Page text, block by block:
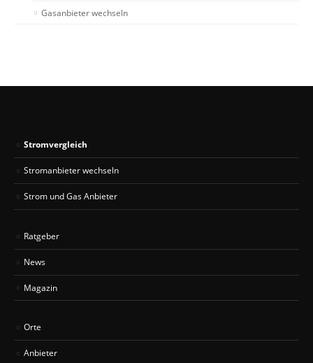
Gasanbieter wechseln
Stromvergleich
Stromanbieter wechseln
Strom und Gas Anbieter
Ratgeber
News
Magazin
Orte
Anbieter